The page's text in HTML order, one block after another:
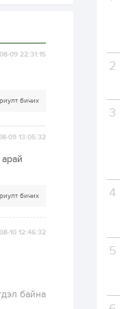
09 22:31:15
бичих
09 13:05:32
бичих
10 12:46:32
байна